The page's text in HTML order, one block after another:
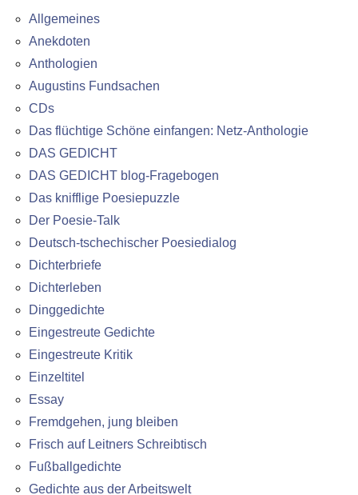
Allgemeines
Anekdoten
Anthologien
Augustins Fundsachen
CDs
Das flüchtige Schöne einfangen: Netz-Anthologie
DAS GEDICHT
DAS GEDICHT blog-Fragebogen
Das knifflige Poesiepuzzle
Der Poesie-Talk
Deutsch-tschechischer Poesiedialog
Dichterbriefe
Dichterleben
Dinggedichte
Eingestreute Gedichte
Eingestreute Kritik
Einzeltitel
Essay
Fremdgehen, jung bleiben
Frisch auf Leitners Schreibtisch
Fußballgedichte
Gedichte aus der Arbeitswelt